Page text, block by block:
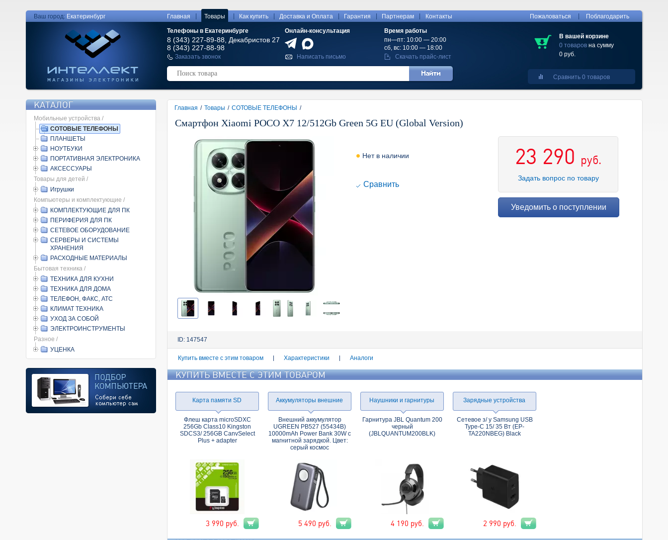
Ваш город: Екатеринбург Главная Товары Как купить Доставка и Оплата Гарантия Партнерам Контакты
Телефоны в Екатеринбурге
8 (343) 227-89-88, Декабристов 27
8 (343) 227-88-98
Онлайн-консультация
Время работы
пн—пт: 10:00 — 20:00
сб, вс: 10:00 — 18:00
Заказать звонок
Написать письмо Скачать прайс-лист
Пожаловаться Поблагодарить
В вашей корзине
0 товаров на сумму
0 руб.
Сравнить 0 товаров
КАТАЛОГ
Мобильные устройства /
СОТОВЫЕ ТЕЛЕФОНЫ
ПЛАНШЕТЫ
НОУТБУКИ
ПОРТАТИВНАЯ ЭЛЕКТРОНИКА
АКСЕССУАРЫ
Товары для детей /
Игрушки
Компьютеры и комплектующие /
КОМПЛЕКТУЮЩИЕ ДЛЯ ПК
ПЕРИФЕРИЯ ДЛЯ ПК
СЕТЕВОЕ ОБОРУДОВАНИЕ
СЕРВЕРЫ И СИСТЕМЫ
ХРАНЕНИЯ
РАСХОДНЫЕ МАТЕРИАЛЫ
Бытовая техника /
ТЕХНИКА ДЛЯ КУХНИ
ТЕХНИКА ДЛЯ ДОМА
ТЕЛЕФОН, ФАКС, АТС
КЛИМАТ ТЕХНИКА
УХОД ЗА СОБОЙ
ЭЛЕКТРОИНСТРУМЕНТЫ
Разное /
УЦЕНКА
Главная / Товары / СОТОВЫЕ ТЕЛЕФОНЫ /
Смартфон Xiaomi POCO X7 12/512Gb Green 5G EU (Global Version)
Нет в наличии
Cравнить
23 290 руб.
Задать вопрос по товару
Уведомить о поступлении
ID: 147547
Купить вместе с этим товаром Характеристики Аналоги
КУПИТЬ ВМЕСТЕ С ЭТИМ ТОВАРОМ
Карта памяти SD
Флеш карта microSDXC
256Gb Class10 Kingston
SDCS3/ 256GB CanvSelect
Plus + adapter
3 990 руб.
Аккумуляторы внешние
Внешний аккумулятор
UGREEN PB527 (55434B)
10000mAh Power Bank 30W с
магнитной зарядкой. Цвет:
серый космос
5 490 руб.
Наушники и гарнитуры
Гарнитура JBL Quantum 200
черный
(JBLQUANTUM200BLK)
4 190 руб.
Зарядные устройства
Сетевое з/ у Samsung USB
Type-C 15/ 35 Вт (EP-
TA220NBEG) Black
2 990 руб.